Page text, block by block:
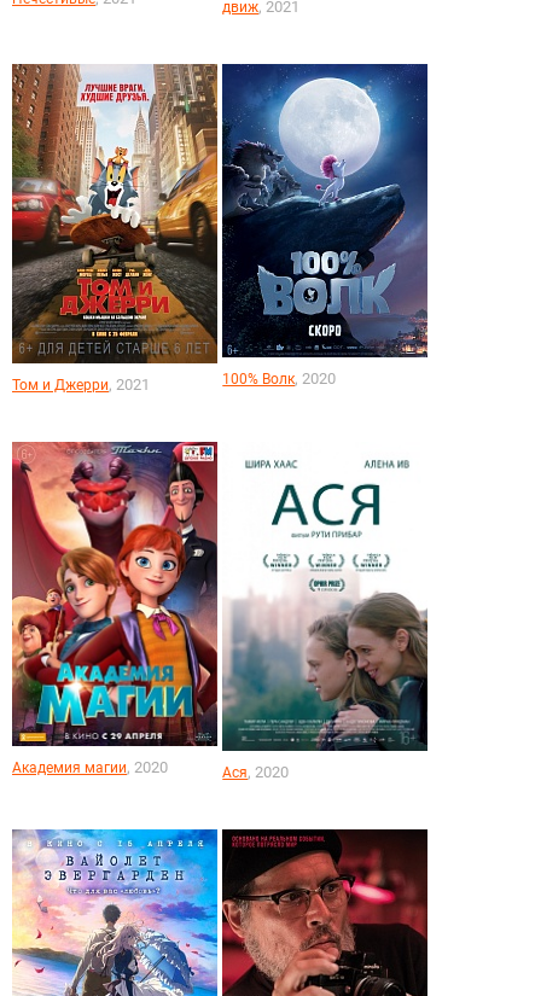
движ, 2021
Том и Джерри, 2021 100% Волк, 2020
Академия магии, 2020 Ася, 2020